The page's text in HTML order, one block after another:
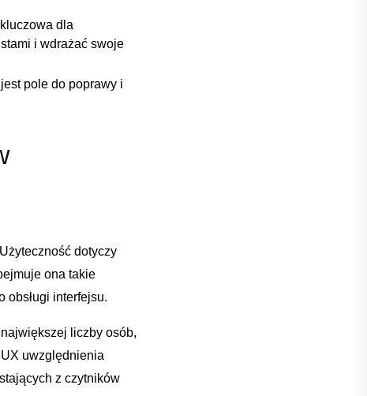
dla
i ⁣wdrażać ⁤swoje
pole do poprawy ⁢i
dotyczy
ona takie
‍obsługi interfejsu.
liczby osób,
uwzględnienia⁤
z czytników